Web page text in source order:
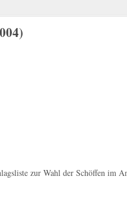
zur Wahl der Schöffen im